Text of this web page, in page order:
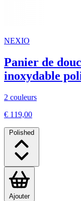
NEXIO
Panier de
inoxydable
2 couleurs
€ 119,00
Polished
Ajouter